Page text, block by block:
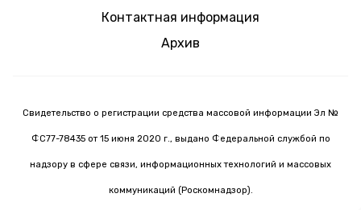
Контактная информация
Архив
Свидетельство о регистрации средства массовой информации Эл №
ФС77-78435 от 15 июня 2020 г., выдано Федеральной службой по
надзору в сфере связи, информационных технологий и массовых
коммуникаций (Роскомнадзор).